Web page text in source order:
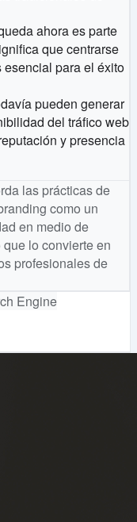
ahora es parte
que centrarse
esencial para el éxito
pueden generar
del tráfico web
y presencia
las prácticas de
como un
en medio de
lo convierte en
profesionales de
Engine